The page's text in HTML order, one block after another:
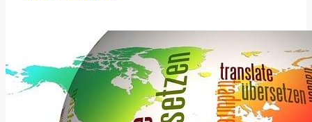
Přeložit
a
Vyjádřit
Emoce?